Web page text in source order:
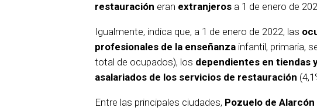
restauración eran extranjeros a 1 de enero de
Igualmente, indica que, a 1 de enero de 2022, las
profesionales de la enseñanza infantil, primaria,
total de ocupados), los dependientes en tiendas
asalariados de los servicios de restauración
Entre las principales ciudades, Pozuelo de Alarcón